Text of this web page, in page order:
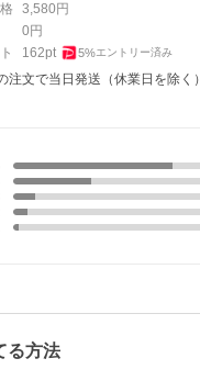
3,580 円
0 円
162pt 5%エントリー済み
注文で当日発送（休業日を除く）
る方法